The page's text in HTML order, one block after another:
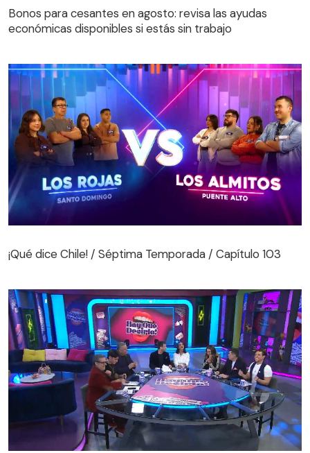
Bonos para cesantes en agosto: revisa las ayudas
económicas disponibles si estás sin trabajo
¡Qué dice Chile! / Séptima Temporada / Capítulo 103